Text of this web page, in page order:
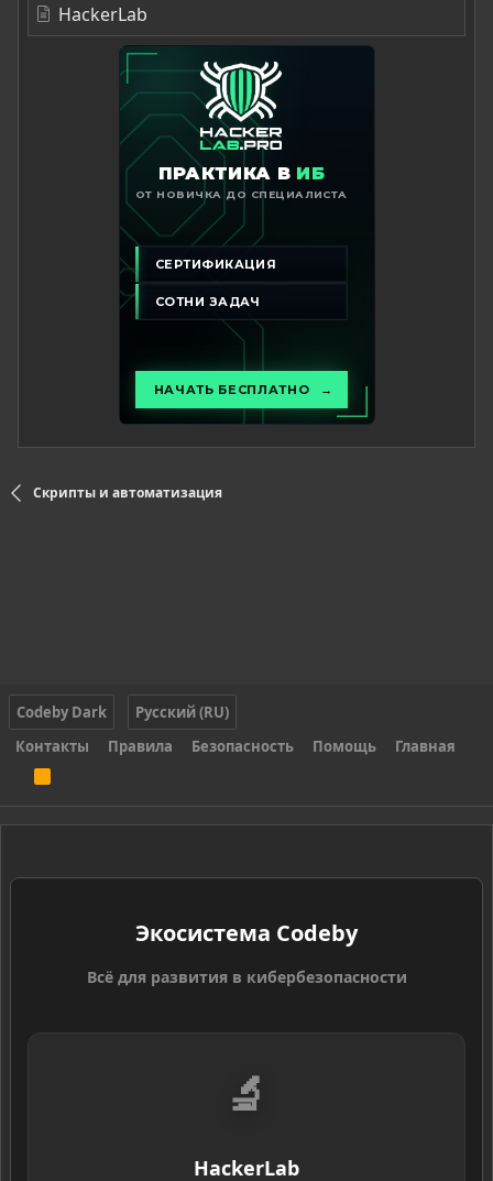
HackerLab
Скрипты и автоматизация
Codeby Dark
Русский (RU)
Контакты
Правила Безопасность Помощь Главная
S
Экосистема Codeby
Всё для развития в кибербезопасности
🔬
HackerLab